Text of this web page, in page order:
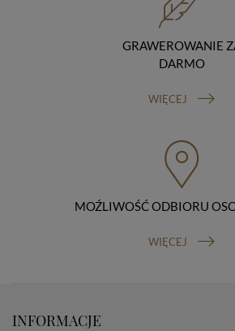
danych (jeżeli Twoim zdaniem nie ma
abyśmy przetwarzali Twoje dane,
abyśmy je usunęli), prawo do
przetwarzania danych (możesz
ograniczyli przetwarzanie Twoich
uzgodnionych z Tobą działań, jeżeli
sprzeciwu wobec przetwarzania
przenoszenia danych, prawo do
organu nadzorczego (Prezesa Urzędu
Osobowych, ul. Stawki 2, 00-193
prawo do cofnięcia zgody na
przetwarzanie danych w dowolnym
Informacja o dobrowolności podania
GRAWEROWANIE
DARMO
WIĘCEJ
MOŹLIWOŚĆ ODBIORU
WIĘCEJ
INFORMACJE